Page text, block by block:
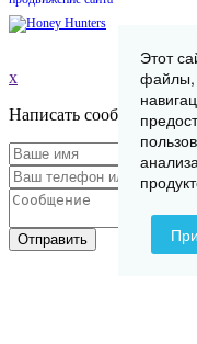
x
Написать сообщение
Отправить
Этот
файлы,